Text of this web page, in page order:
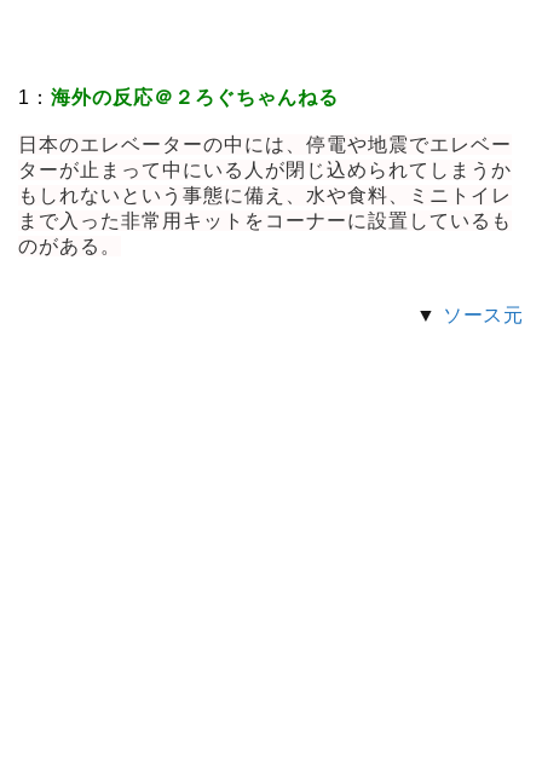
1： 海外の反応＠２ろぐちゃんねる
日本のエレベーターの中には、停電や地震でエレベー
ターが止まって中にいる人が閉じ込められてしまうか
もしれないという事態に備え、水や食料、ミニトイレ
まで入った非常用キットをコーナーに設置しているも
のがある。
▼ ソース元